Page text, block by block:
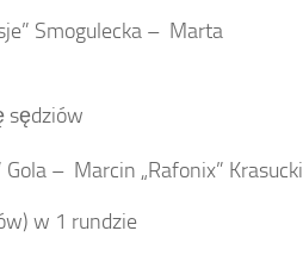
Smogulecka – Marta
sędziów
Gola – Marcin „Rafonix” Krasucki
w 1 rundzie